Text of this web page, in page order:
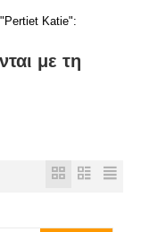
"Pertiet Katie":
με τη